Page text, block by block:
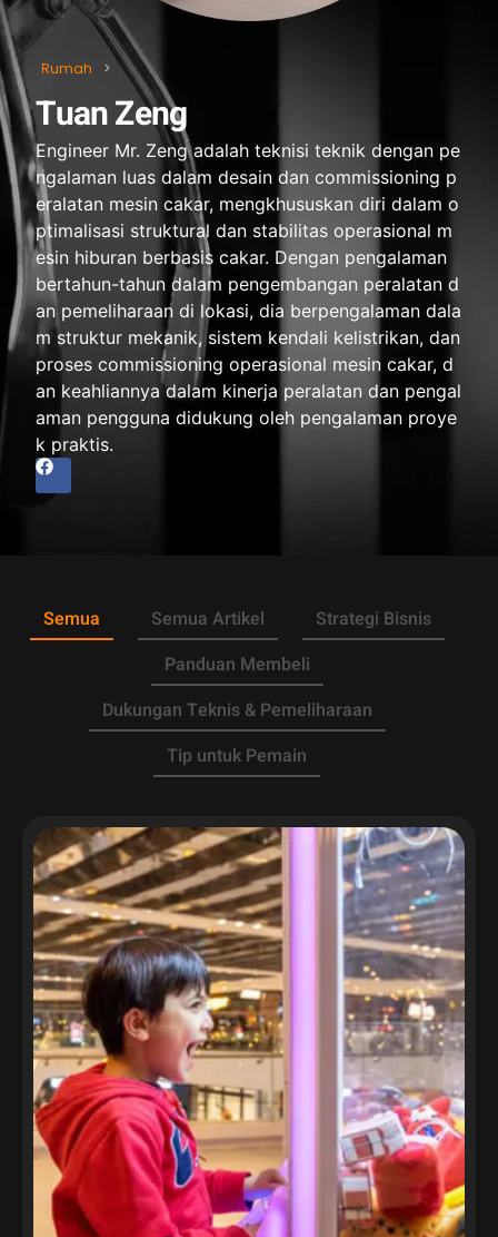
Rumah >
Tuan Zeng
Engineer Mr. Zeng adalah teknisi teknik dengan pe
ngalaman luas dalam desain dan commissioning p
eralatan mesin cakar, mengkhususkan diri dalam o
ptimalisasi struktural dan stabilitas operasional m
esin hiburan berbasis cakar. Dengan pengalaman
bertahun-tahun dalam pengembangan peralatan d
an pemeliharaan di lokasi, dia berpengalaman dala
m struktur mekanik, sistem kendali kelistrikan, dan
proses commissioning operasional mesin cakar, d
an keahliannya dalam kinerja peralatan dan pengal
aman pengguna didukung oleh pengalaman proye
k praktis.
Semua Semua Artikel
Strategi Bisnis
Panduan Membeli
Dukungan Teknis & Pemeliharaan
Tip untuk Pemain